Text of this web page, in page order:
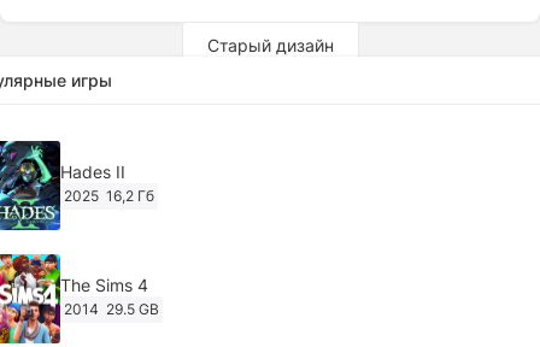
Старый дизайн
игры
Hades II
2025 16,2 Гб
The Sims 4
2014 29.5 GB